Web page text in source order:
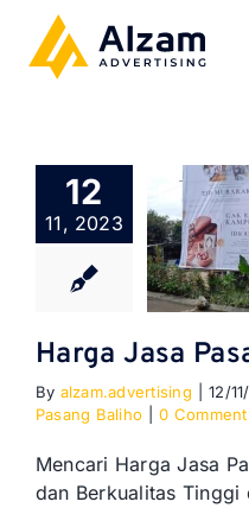
content
TENTANG
SPESIALISASI
GALERI
KONTAK
12
11, 2023
Harga Jasa
By alzam.advertising 12/
Pasang Baliho
0
Mencari Harga Jasa
dan Berkualitas Tinggi